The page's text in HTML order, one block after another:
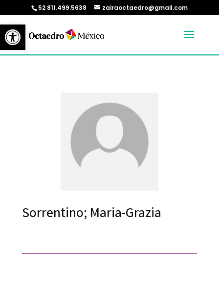
Abrir barra de herramientas
52 811.499.5638 zairaoctaedro@gmail.com
Sorrentino; Maria-Grazia